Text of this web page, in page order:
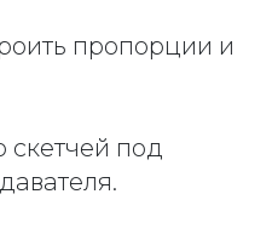
пропорции и
скетчей под